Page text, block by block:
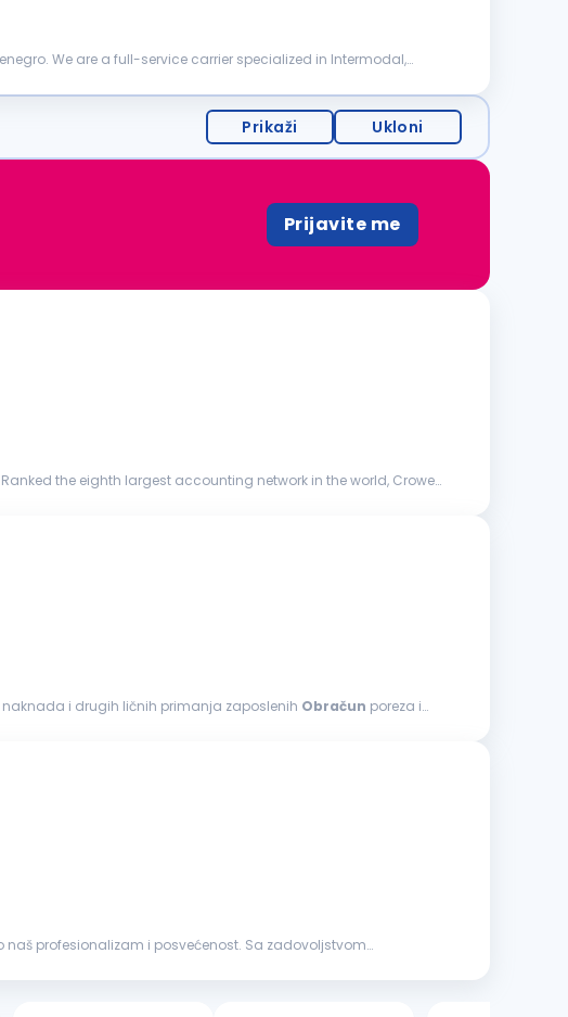
We are a full-service carrier specialized in Intermodal,
Prikaži Ukloni
Prijavite me
the eighth largest accounting network in the world, Crowe
naknada i drugih ličnih primanja zaposlenih Obračun poreza i
profesionalizam i posvećenost. Sa zadovoljstvom